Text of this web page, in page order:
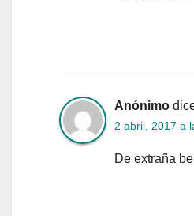
Anónimo
2 abril, 2017 a
De extraña